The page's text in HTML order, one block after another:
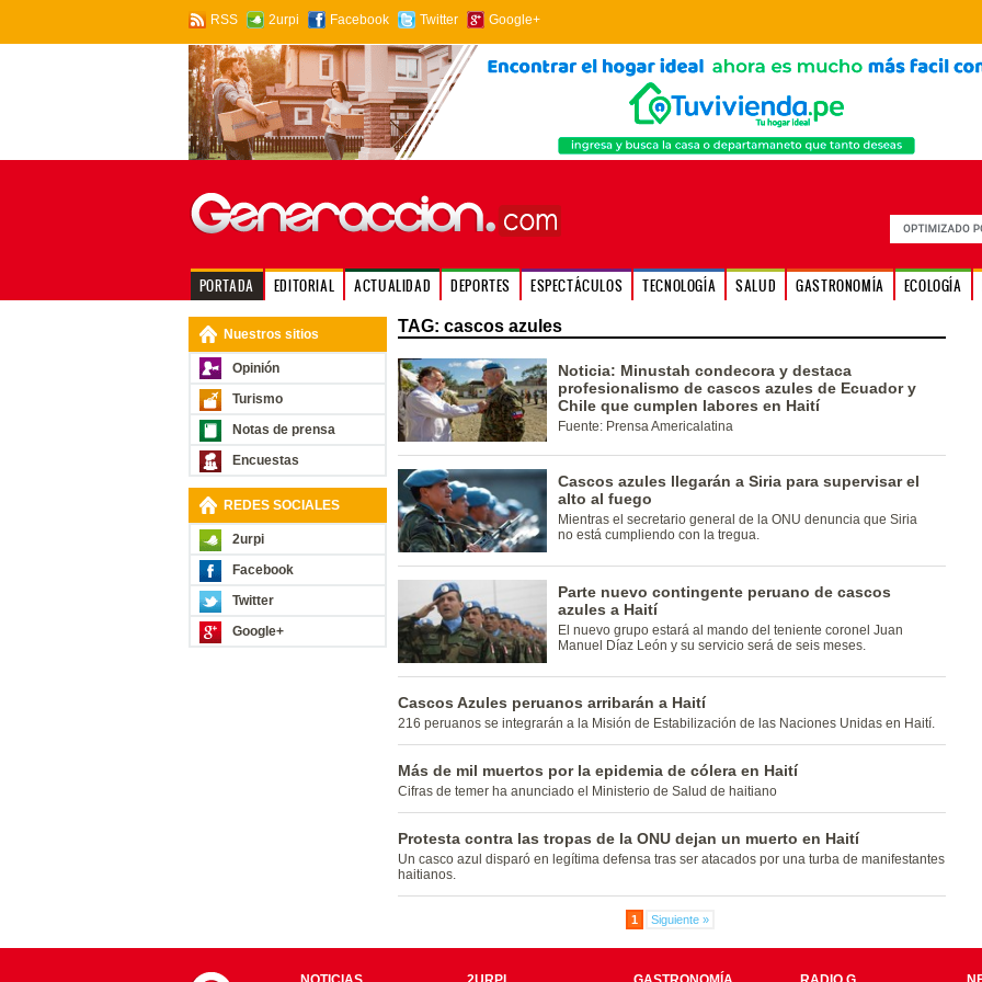
RSS 2urpi Facebook Twitter Google+
PORTADA EDITORIAL ACTUALIDAD DEPORTES ESPECTÁCULOS TECNOLOGÍA SALUD GASTRONOMÍA ECOLOGÍA
Nuestros sitios
Opinión
Turismo
Notas de prensa
Encuestas
REDES SOCIALES
2urpi
Facebook
Twitter
Google+
TAG: cascos azules
Noticia: Minustah condecora y destaca
profesionalismo de cascos azules de Ecuador y
Chile que cumplen labores en Haití
Fuente: Prensa Americalatina
Cascos azules llegarán a Siria para supervisar el
alto al fuego
Mientras el secretario general de la ONU denuncia que Siria
no está cumpliendo con la tregua.
Parte nuevo contingente peruano de cascos
azules a Haití
El nuevo grupo estará al mando del teniente coronel Juan
Manuel Díaz León y su servicio será de seis meses.
Cascos Azules peruanos arribarán a Haití
216 peruanos se integrarán a la Misión de Estabilización de las Naciones Unidas en Haití.
Más de mil muertos por la epidemia de cólera en Haití
Cifras de temer ha anunciado el Ministerio de Salud de haitiano
Protesta contra las tropas de la ONU dejan un muerto en Haití
Un casco azul disparó en legítima defensa tras ser atacados por una turba de manifestantes
haitianos.
1 Siguiente »